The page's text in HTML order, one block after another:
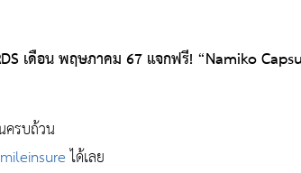
เดือน พฤษภาคม 67 แจกฟรี! “Namiko
ครบถ้วน
ได้เลย